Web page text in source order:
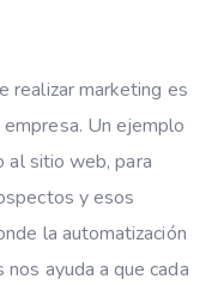
realizar marketing es
Un ejemplo
al sitio web, para
y esos
la automatización
ayuda a que cada